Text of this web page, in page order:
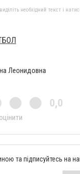
необхідний текст і
Леонидовна
0,0
та підписуйтесь на